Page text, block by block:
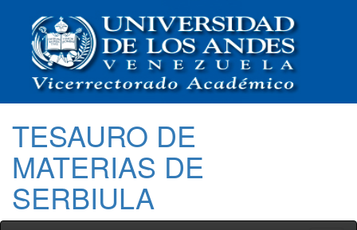
TESAURO DE
MATERIAS DE
SERBIULA